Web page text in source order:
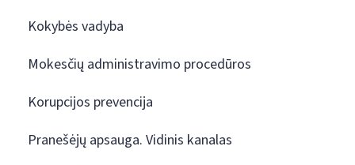
Kokybės vadyba
Mokesčių administravimo procedūros
Korupcijos prevencija
Pranešėjų apsauga. Vidinis kanalas